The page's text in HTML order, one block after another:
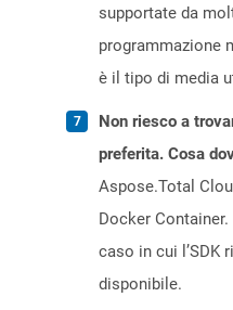
supportate da
programmazione
è il tipo di media
Non riesco a
preferita. Cosa
Aspose.Total
Docker Container.
caso in cui l’SDK
disponibile.